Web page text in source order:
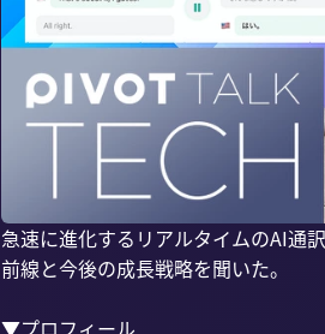
急速に進化するリアルタイムのAI通
前線と今後の成長戦略を聞いた。
▼プロフィール